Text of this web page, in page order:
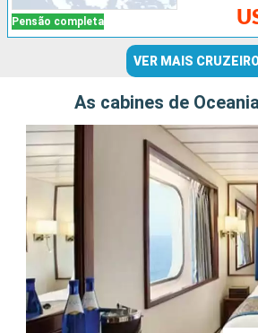
Pensão completa
VER MAIS
As cabines de